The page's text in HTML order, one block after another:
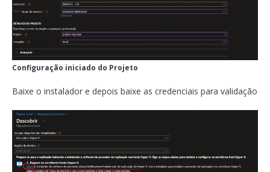
Configuração iniciado do Projeto
Baixe o instalador e depois baixe as credenciais para validação